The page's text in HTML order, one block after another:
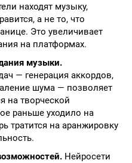
находят музыку,
а не то, что
Это увеличивает
на платформах.
музыки.
— генерация аккордов,
шума — позволяет
на творческой
раньше уходило на
тратится на аранжировку
Нейросети